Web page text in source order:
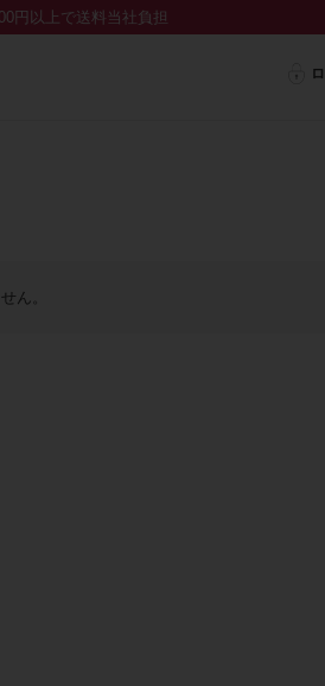
円以上で送料当社負担
ん。